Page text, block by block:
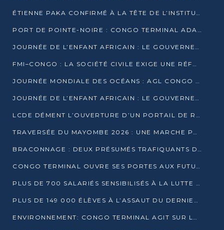
ÉTIENNE PAKA CONFIRMÉ À LA TÊTE DE L’INSTITUT GÉOGRAPHIQUE NATIONAL
PORT DE POINTE-NOIRE : CONGO TERMINAL ADAPTE SON DRAGAGE AUX SABLES BITUMINEUX
JOURNÉE DE L’ENFANT AFRICAIN : LE GOUVERNEMENT RÉAFFIRME SON ENGAGEMENT POUR L’ACCÈS À L’EAU ET À L’ASSAINISSEMENT
FMI–CONGO : LA SOCIÉTÉ CIVILE EXIGE UNE RÉFORME DE LA FISCALITÉ PÉTROLIÈRE
JOURNÉE MONDIALE DES OCÉANS : AGL CONGO MOBILISE SES COLLABORATEURS POUR LA PRÉSERVATION DE LA BIODIVERSITÉ MARINE
JOURNÉE DE L’ENFANT AFRICAIN : LE GOUVERNEMENT MOBILISÉ POUR L’HYGIÈNE DANS LES ORPHELINATS
LCDE DÉMENT L’OUVERTURE D’UN PORTAIL DE RECRUTEMENT ET APPELLE À LA VIGILANCE
TRAVERSÉE DU MAYOMBE 2026 : UNE MARCHE POUR SENSIBILISER ET DÉPISTER AU DIABÈTE
BRACONNAGE : DEUX PRÉSUMÉS TRAFIQUANTS D’HIPPOPOTAME ÉCROUÉS À BRAZZAVILLE
CONGO TERMINAL OUVRE SES PORTES AUX FUTURS INGÉNIEURS DE L’UCAC-ICAM
PLUS DE 700 SALARIÉS SENSIBILISÉS À LA LUTTE CONTRE LA TUBERCULOSE À CONGO TERMINAL
PLUS DE 149 000 ÉLÈVES À L’ASSAUT DU DERNIER CEPE
ENVIRONNEMENT: CONGO TERMINAL AGIT SUR LE TERRAIN ET FORME LES PLUS JEUNES